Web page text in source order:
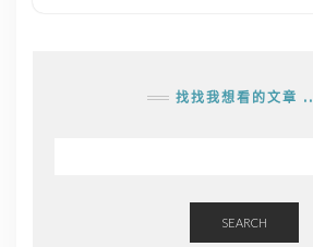
找找我想看的文章 ..
SEARCH